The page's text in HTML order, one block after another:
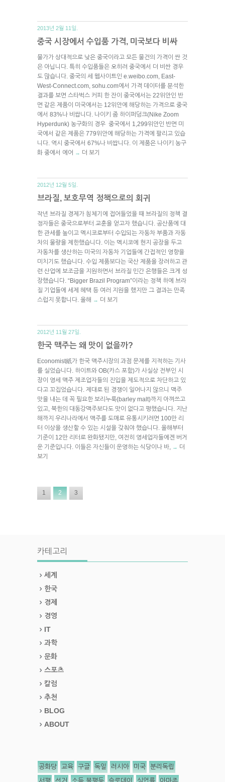
2013년 2월 11일.
중국 시장에서 수입품 가격, 미국보다 비싸
물가가 상대적으로 낮은 중국이라고 모든 물건의 가격이 싼 것
은 아닙니다. 특히 수입품들은 오히려 중국에서 더 비싼 경우
도 많습니다. 중국의 세 웹사이트인 e.weibo.com, East-
West-Connect.com, sohu.com에서 가격 데이터를 분석한
결과를 보면 스타벅스 커피 한 잔이 중국에서는 22위안인 반
면 같은 제품이 미국에서는 12위안에 해당하는 가격으로 중국
에서 83%나 비쌉니다. 나이키 줌 하이퍼덩크(Nike Zoom
Hyperdunk) 농구화의 경우 중국에서 1,299위안인 반면 미
국에서 같은 제품은 779위안에 해당하는 가격에 팔리고 있습
니다. 역시 중국에서 67%나 비쌉니다. 이 제품은 나이키 농구
화 중에서 에어 → 더 보기
2012년 12월 5일.
브라질, 보호무역 정책으로의 회귀
작년 브라질 경제가 침체기에 접어들었을 때 브라질의 정책 결
정자들은 중국으로부터 교훈을 얻고자 했습니다. 공산품에 대
한 관세를 높이고 멕시코로부터 수입되는 자동차 부품과 자동
차의 물량을 제한했습니다. 이는 멕시코에 현지 공장을 두고
자동차를 생산하는 미국의 자동차 기업들에 간접적인 영향을
미치기도 했습니다. 수입 제품보다는 국산 제품을 장려하고 관
련 산업에 보조금을 지원하면서 브라질 민간 은행들은 크게 성
장했습니다. “Bigger Brazil Program”이라는 정책 하에 브라
질 기업들에 세제 혜택 등 여러 지원을 했지만 그 결과는 만족
스럽지 못합니다. 올해 → 더 보기
2012년 11월 27일.
한국 맥주는 왜 맛이 없을까?
Economist紙가 한국 맥주시장의 과점 문제를 지적하는 기사
를 실었습니다. 하이트와 OB(카스 포함)가 사실상 전부인 시
장이 영세 맥주 제조업자들의 진입을 제도적으로 차단하고 있
다고 꼬집었습니다. 제대로 된 경쟁이 일어나지 않으니 맥주
맛을 내는 데 꼭 필요한 보리누룩(barley malt)까지 아껴쓰고
있고, 북한의 대동강맥주보다도 맛이 없다고 평했습니다. 지난
해까지 우리나라에서 맥주를 도매로 유통시키려면 100만 리
터 이상을 생산할 수 있는 시설을 갖춰야 했습니다. 올해부터
기준이 12만 리터로 완화됐지만, 여전히 영세업자들에겐 버거
운 기준입니다. 이들은 자신들이 운영하는 식당이나 바,
→ 더
보기
1 2 3
카테고리
세계
한국
경제
경영
IT
과학
문화
스포츠
칼럼
추천
BLOG
ABOUT
공화당 교육 구글 독일 러시아 미국 분리독립